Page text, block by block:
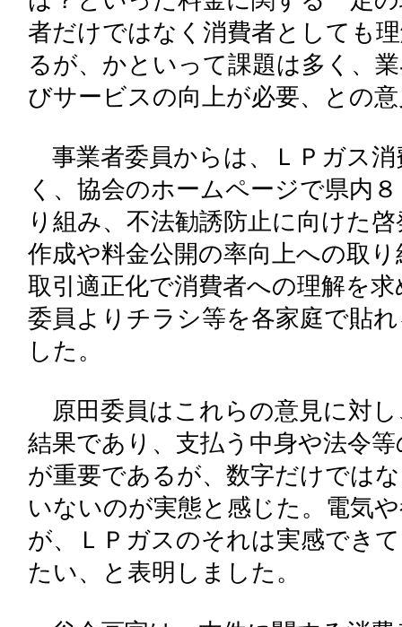
者だけではなく消費者としても
るが、かといって課題は多く、
びサービスの向上が必要、との
事業者委員からは、ＬＰガス
く、協会のホームページで県内
り組み、不法勧誘防止に向けた
作成や料金公開の率向上への取
取引適正化で消費者への理解を
委員よりチラシ等を各家庭で貼
した。
原田委員はこれらの意見に対
結果であり、支払う中身や法令
が重要であるが、数字だけでは
いないのが実態と感じた。電気
が、ＬＰガスのそれは実感でき
たい、と表明しました。